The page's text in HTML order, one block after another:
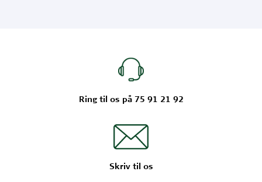
Ring til os på 75 91 21 92
Skriv til os